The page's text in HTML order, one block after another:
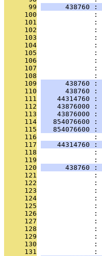
      99
438760 :
     100
:
     101
:
     102
:
     103
              :
     104
:
     105
              :
     106
:
     107
:
     108
              :
     109
438760 :
     110
438760 :
     111
44314760 :
     112
43876000 :
     113
43876000 :
     114
854076600 :
     115
854076600 :
     116
:
     117
44314760 :
     118
:
     119
              :
     120
438760 :
     121
              :
     122
:
     123
:
     124
:
     125
:
     126
:
     127
:
     128
:
     129
:
     130
:
     131
: